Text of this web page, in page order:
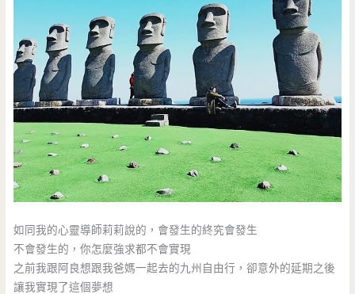
如同我的心靈導師莉莉說的，會發生的終究會發生
不會發生的，你怎麼強求都不會實現
之前我跟阿良想跟我爸媽一起去的九州自由行，卻意外的延期之後
讓我實現了這個夢想